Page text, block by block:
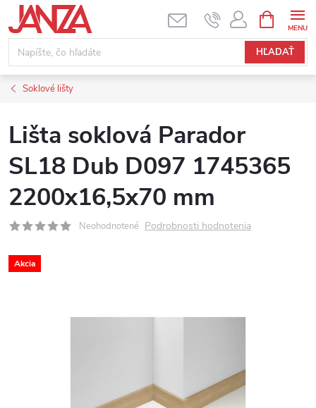
Prejsť na obsah
HĽADAŤ
Soklové lišty
Lišta soklová Parador
SL18 Dub D097 1745365
2200x16,5x70 mm
Neohodnotené Podrobnosti hodnotenia
Akcia